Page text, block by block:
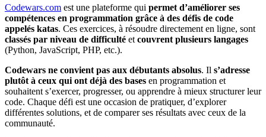
Codewars.com est une plateforme qui permet d’améliorer ses
compétences en programmation grâce à des défis de code
appelés katas. Ces exercices, à résoudre directement en ligne, sont
classés par niveau de difficulté et couvrent plusieurs langages
(Python, JavaScript, PHP, etc.).
Codewars ne convient pas aux débutants absolus. Il s’adresse
plutôt à ceux qui ont déjà des bases en programmation et
souhaitent s’exercer, progresser, ou apprendre à mieux structurer leur
code. Chaque défi est une occasion de pratiquer, d’explorer
différentes solutions, et de comparer ses résultats avec ceux de la
communauté.